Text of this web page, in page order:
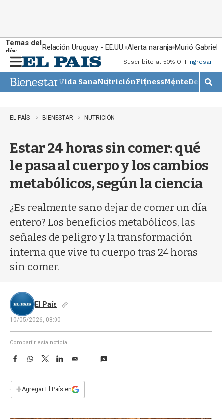
Temas del
día:
Relación Uruguay - EE.UU. Alerta naranja Murió Gabriel
n
u
Suscribite al 50% OFFIngresar
Vida SanaNutriciónFitnessMente
M
o
�
EL PAÍS BIENESTAR NUTRICIÓN
Estar 24 horas sin comer: qué
le pasa al cuerpo y los cambios
metabólicos, según la ciencia
¿Es realmente sano dejar de comer un día
entero? Los beneficios metabólicos, las
señales de peligro y la transformación
interna que vive tu cuerpo tras 24 horas
sin comer.
El País
10/05/2026, 08:00
Compartir esta noticia
F
e
b
W
s
T
w
t
L
E
i
l
+Agregar El País en